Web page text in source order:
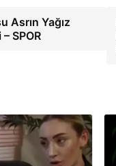
Asrın Yağız
SPOR